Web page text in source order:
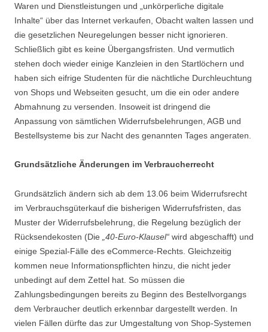
Waren und Dienstleistungen und „unkörperliche digitale
Inhalte“ über das Internet verkaufen, Obacht walten lassen und
die gesetzlichen Neuregelungen besser nicht ignorieren.
Schließlich gibt es keine Übergangsfristen. Und vermutlich
stehen doch wieder einige Kanzleien in den Startlöchern und
haben sich eifrige Studenten für die nächtliche Durchleuchtung
von Shops und Webseiten gesucht, um die ein oder andere
Abmahnung zu versenden. Insoweit ist dringend die
Anpassung von sämtlichen Widerrufsbelehrungen, AGB und
Bestellsysteme bis zur Nacht des genannten Tages angeraten.
Grundsätzliche Änderungen im Verbraucherrecht
Grundsätzlich ändern sich ab dem 13.06 beim Widerrufsrecht
im Verbrauchsgüterkauf die bisherigen Widerrufsfristen, das
Muster der Widerrufsbelehrung, die Regelung bezüglich der
Rücksendekosten (Die
„40-Euro-Klausel“ wird abgeschafft) und
einige Spezial-Fälle des eCommerce-Rechts. Gleichzeitig
kommen neue Informationspflichten hinzu, die nicht jeder
unbedingt auf dem Zettel hat. So müssen die
Zahlungsbedingungen bereits zu Beginn des Bestellvorgangs
dem Verbraucher deutlich erkennbar dargestellt werden. In
vielen Fällen dürfte das zur Umgestaltung von Shop-Systemen